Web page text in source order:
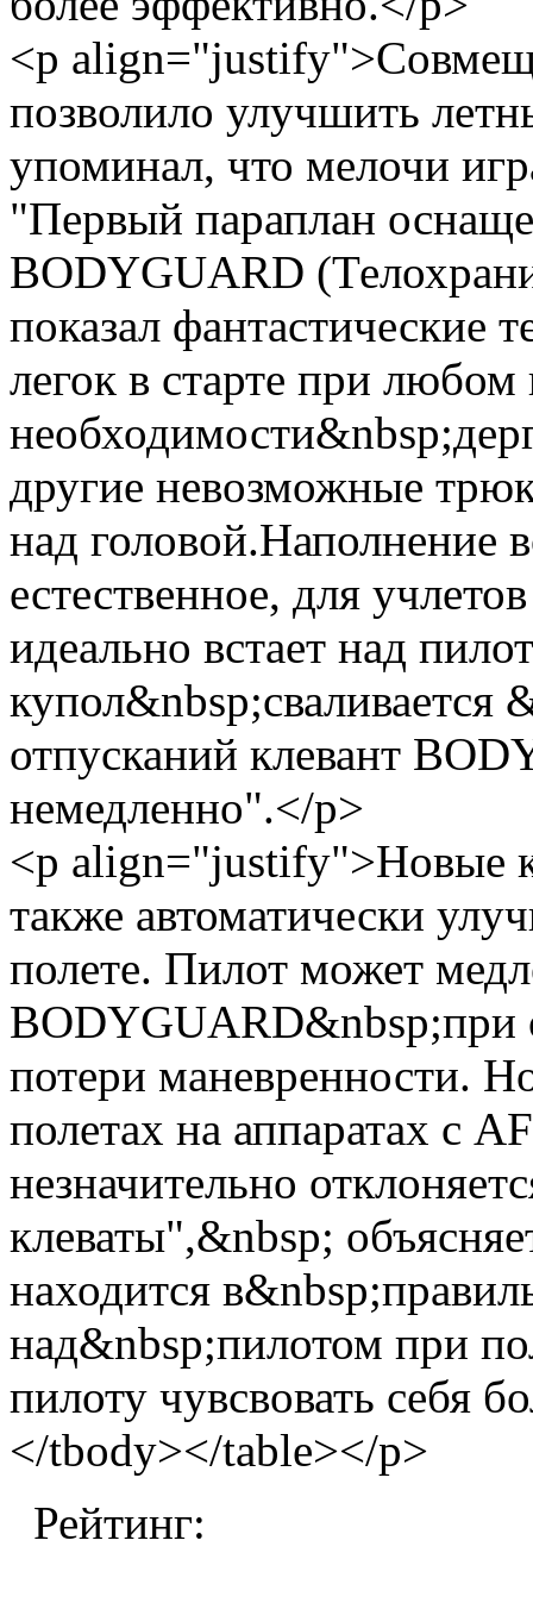
<p
позволило улучшить
упоминал, что мелочи
"Первый параплан
BODYGUARD
показал фантастические
легок в старте при любом
другие невозможные
над головой.Наполнение
естественное, для
идеально встает над
купол&nbsp;сваливается
отпусканий клевант
немедленно".</p>
<p align="justify">Новые
также автоматически
полете. Пилот может
BODYGUARD&nbsp;при
потери маневренности.
полетах на аппаратах с
незначительно
клеваты",&nbsp;
находится
над&nbsp;пилотом при
пилоту чувсвовать себя
</tbody></table></p>
Рейтинг: